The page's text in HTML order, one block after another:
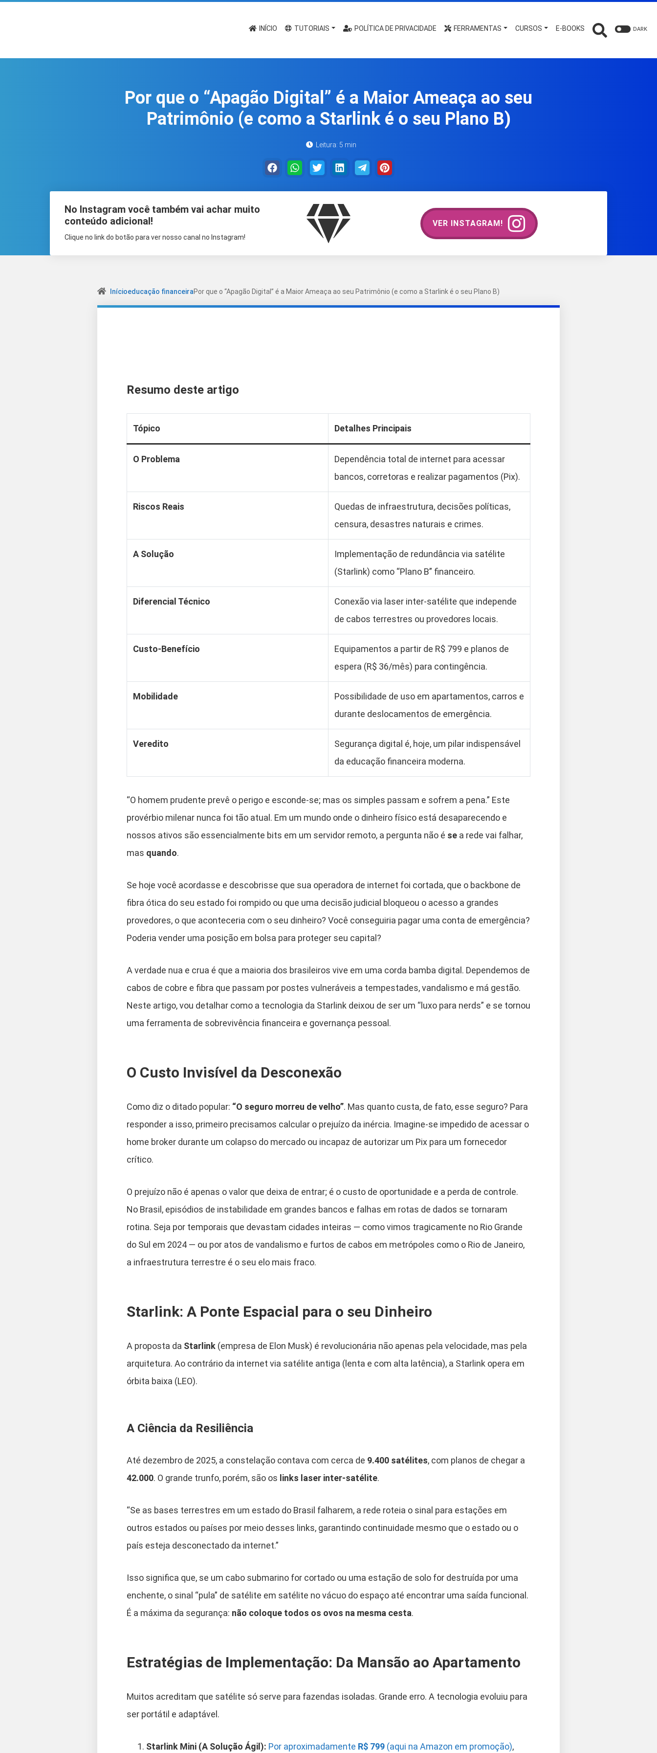
INÍCIO TUTORIAIS POLÍTICA DE PRIVACIDADE FERRAMENTAS CURSOS E-BOOKS DARK
Por que o “Apagão Digital” é a Maior Ameaça ao seu
Patrimônio (e como a Starlink é o seu Plano B)
Leitura: 5 min
No Instagram você também vai achar muito
conteúdo adicional!
Clique no link do botão para ver nosso canal no Instagram!
VER INSTAGRAM!
Inícioeducação financeiraPor que o “Apagão Digital” é a Maior Ameaça ao seu Patrimônio (e como a Starlink é o seu Plano B)
Resumo deste artigo
Tópico Detalhes Principais
O Problema
Dependência total de internet para acessar
bancos, corretoras e realizar pagamentos (Pix).
Riscos Reais
Quedas de infraestrutura, decisões políticas,
censura, desastres naturais e crimes.
A Solução
Implementação de redundância via satélite
(Starlink) como “Plano B” financeiro.
Diferencial Técnico
Conexão via laser inter-satélite que independe
de cabos terrestres ou provedores locais.
Custo-Benefício
Equipamentos a partir de R$ 799 e planos de
espera (R$ 36/mês) para contingência.
Mobilidade
Possibilidade de uso em apartamentos, carros e
durante deslocamentos de emergência.
Veredito
Segurança digital é, hoje, um pilar indispensável
da educação financeira moderna.
“O homem prudente prevê o perigo e esconde-se; mas os simples passam e sofrem a pena.” Este
provérbio milenar nunca foi tão atual. Em um mundo onde o dinheiro físico está desaparecendo e
nossos ativos são essencialmente bits em um servidor remoto, a pergunta não é se a rede vai falhar,
mas quando.
Se hoje você acordasse e descobrisse que sua operadora de internet foi cortada, que o backbone de
fibra ótica do seu estado foi rompido ou que uma decisão judicial bloqueou o acesso a grandes
provedores, o que aconteceria com o seu dinheiro? Você conseguiria pagar uma conta de emergência?
Poderia vender uma posição em bolsa para proteger seu capital?
A verdade nua e crua é que a maioria dos brasileiros vive em uma corda bamba digital. Dependemos de
cabos de cobre e fibra que passam por postes vulneráveis a tempestades, vandalismo e má gestão.
Neste artigo, vou detalhar como a tecnologia da Starlink deixou de ser um “luxo para nerds” e se tornou
uma ferramenta de sobrevivência financeira e governança pessoal.
O Custo Invisível da Desconexão
Como diz o ditado popular: “O seguro morreu de velho”. Mas quanto custa, de fato, esse seguro? Para
responder a isso, primeiro precisamos calcular o prejuízo da inércia. Imagine-se impedido de acessar o
home broker durante um colapso do mercado ou incapaz de autorizar um Pix para um fornecedor
crítico.
O prejuízo não é apenas o valor que deixa de entrar; é o custo de oportunidade e a perda de controle.
No Brasil, episódios de instabilidade em grandes bancos e falhas em rotas de dados se tornaram
rotina. Seja por temporais que devastam cidades inteiras — como vimos tragicamente no Rio Grande
do Sul em 2024 — ou por atos de vandalismo e furtos de cabos em metrópoles como o Rio de Janeiro,
a infraestrutura terrestre é o seu elo mais fraco.
Starlink: A Ponte Espacial para o seu Dinheiro
A proposta da Starlink (empresa de Elon Musk) é revolucionária não apenas pela velocidade, mas pela
arquitetura. Ao contrário da internet via satélite antiga (lenta e com alta latência), a Starlink opera em
órbita baixa (LEO).
A Ciência da Resiliência
Até dezembro de 2025, a constelação contava com cerca de 9.400 satélites, com planos de chegar a
42.000. O grande trunfo, porém, são os links laser inter-satélite.
“Se as bases terrestres em um estado do Brasil falharem, a rede roteia o sinal para estações em
outros estados ou países por meio desses links, garantindo continuidade mesmo que o estado ou o
país esteja desconectado da internet.”
Isso significa que, se um cabo submarino for cortado ou uma estação de solo for destruída por uma
enchente, o sinal “pula” de satélite em satélite no vácuo do espaço até encontrar uma saída funcional.
É a máxima da segurança: não coloque todos os ovos na mesma cesta.
Estratégias de Implementação: Da Mansão ao Apartamento
Muitos acreditam que satélite só serve para fazendas isoladas. Grande erro. A tecnologia evoluiu para
ser portátil e adaptável.
Starlink Mini (A Solução Ágil): Por aproximadamente R$ 799 (aqui na Amazon em promoção),